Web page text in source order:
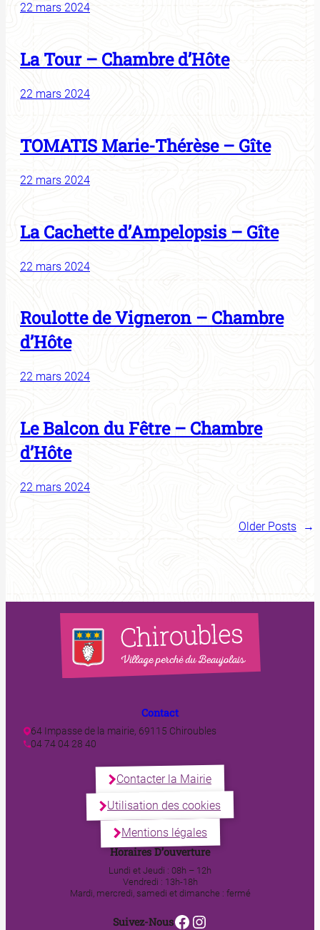
22 mars 2024
La Tour – Chambre d’Hôte
22 mars 2024
TOMATIS Marie-Thérèse – Gîte
22 mars 2024
La Cachette d’Ampelopsis – Gîte
22 mars 2024
Roulotte de Vigneron – Chambre
d’Hôte
22 mars 2024
Le Balcon du Fêtre – Chambre
d’Hôte
22 mars 2024
Older Posts →
Contact
64 Impasse de la mairie, 69115 Chiroubles
04 74 04 28 40
Contacter la Mairie
Utilisation des cookies
Mentions légales
Horaires D’ouverture
Lundi et Jeudi : 08h – 12h
Vendredi : 13h-18h
Mardi, mercredi, samedi et dimanche : fermé
Suivez-NousFacebook
Instagram